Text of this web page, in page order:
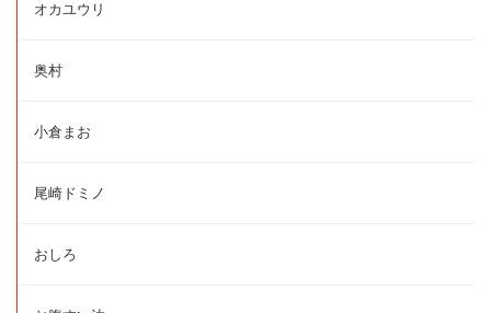
オカユウリ
奥村
小倉まお
尾崎ドミノ
おしろ